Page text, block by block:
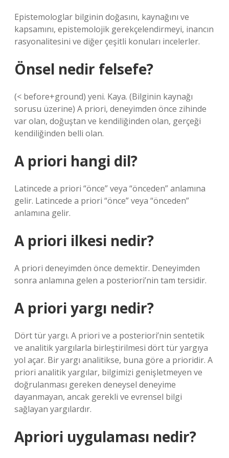
Epistemologlar bilginin doğasını, kaynağını ve
kapsamını, epistemolojik gerekçelendirmeyi, inancın
rasyonalitesini ve diğer çeşitli konuları incelerler.
Önsel nedir felsefe?
(< before+ground) yeni. Kaya. (Bilginin kaynağı
sorusu üzerine) A priori, deneyimden önce zihinde
var olan, doğuştan ve kendiliğinden olan, gerçeği
kendiliğinden belli olan.
A priori hangi dil?
Latincede a priori “önce” veya “önceden” anlamına
gelir. Latincede a priori “önce” veya “önceden”
anlamına gelir.
A priori ilkesi nedir?
A priori deneyimden önce demektir. Deneyimden
sonra anlamına gelen a posteriori’nin tam tersidir.
A priori yargı nedir?
Dört tür yargı. A priori ve a posteriori’nin sentetik
ve analitik yargılarla birleştirilmesi dört tür yargıya
yol açar. Bir yargı analitikse, buna göre a prioridir. A
priori analitik yargılar, bilgimizi genişletmeyen ve
doğrulanması gereken deneysel deneyime
dayanmayan, ancak gerekli ve evrensel bilgi
sağlayan yargılardır.
Apriori uygulaması nedir?